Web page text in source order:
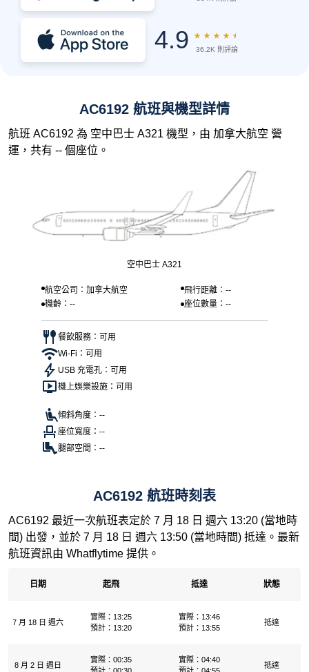
4.9 ★ ★ ★ ★ ★
36.2K 則評論
AC6192 航班與機型詳情
航班 AC6192 為 空中巴士 A321 機型，由 加拿大航空 營
運，共有 -- 個座位。
空中巴士 A321
航空公司：加拿大航空
飛行距離：--
機齡：--
座位數量：--
餐飲服務：可用
Wi-Fi：可用
USB 充電孔：可用
機上娛樂設施：可用
傾斜角度：--
座位寬度：--
腿部空間：--
AC6192 航班時刻表
AC6192 最近一次航班表定於 7 月 18 日 週六 13:20 (當地時
間) 出發，並於 7 月 18 日 週六 13:50 (當地時間) 抵達。最新
航班資訊由 Whatflytime 提供。
日期 起飛 抵達 狀態
7 月 18 日 週六
實際：13:25
預計：13:20
實際：13:46
預計：13:55
抵達
8 月 2 日 週日
實際：00:35
實際：04:40
抵達